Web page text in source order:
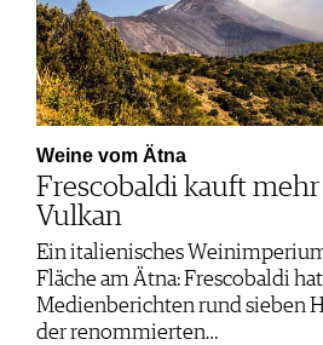
Weine vom Ätna
Frescobaldi kauft
Vulkan
Ein italienisches
Fläche am Ätna: Frescobaldi
Medienberichten rund sieben
der renommierten…